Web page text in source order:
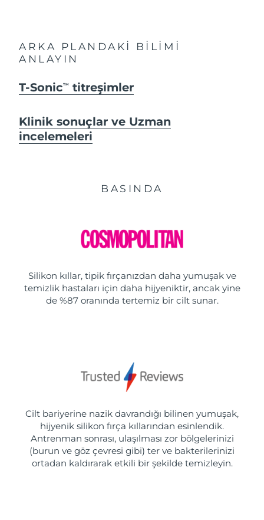
ARKA PLANDAKİ BİLİMİ
ANLAYIN
T-SonicTM titreşimler
Klinik sonuçlar ve Uzman
incelemeleri
BASINDA
Silikon kıllar, tipik fırçanızdan daha yumuşak ve
temizlik hastaları için daha hijyeniktir, ancak yine
de %87 oranında tertemiz bir cilt sunar.
Cilt bariyerine nazik davrandığı bilinen yumuşak,
hijyenik silikon fırça kıllarından esinlendik.
Antrenman sonrası, ulaşılması zor bölgelerinizi
(burun ve göz çevresi gibi) ter ve bakterilerinizi
ortadan kaldırarak etkili bir şekilde temizleyin.